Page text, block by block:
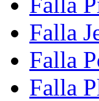
Falla
Falla
Falla